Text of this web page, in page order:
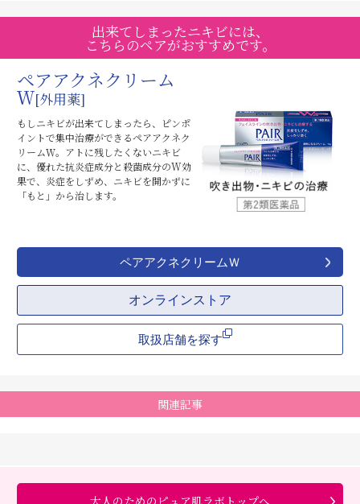
出来てしまったニキビには、
こちらのペアがおすすめです。
ペアアクネクリーム
Ｗ[外用薬]
もしニキビが出来てしまったら、ピンポ
イントで集中治療ができるペアアクネク
リームＷ。アトに残したくないニキビ
に、優れた抗炎症成分と殺菌成分のW効
果で、炎症をしずめ、ニキビを開かずに
「もと」から治します。
ペアアクネクリームＷ
オンラインストア
ポップアップメニューが開きます
モーダルが開きます
取扱店舗を探す
関連記事
大人のためのピュア肌ラボトップへ